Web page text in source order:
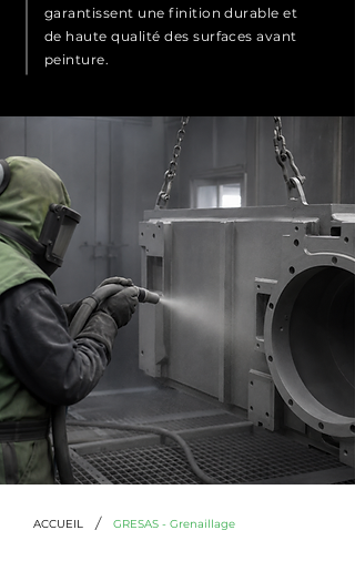
garantissent une finition durable et
de haute qualité des surfaces avant
peinture.
ACCUEIL / GRESAS - Grenaillage